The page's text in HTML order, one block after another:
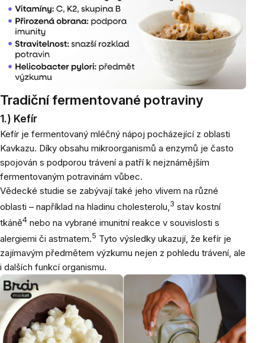
Tradiční fermentované potraviny
1.) Kefír
Kefír je fermentovaný mléčný nápoj pocházející z oblasti
Kavkazu. Díky obsahu mikroorganismů a enzymů je často
spojován s podporou trávení a patří k nejznámějším
fermentovaným potravinám vůbec.
Vědecké studie se zabývají také jeho vlivem na různé
oblasti – například na hladinu cholesterolu,3 stav kostní
tkáně4 nebo na vybrané imunitní reakce v souvislosti s
alergiemi či astmatem.5 Tyto výsledky ukazují, že kefír je
zajímavým předmětem výzkumu nejen z pohledu trávení, ale
i dalších funkcí organismu.